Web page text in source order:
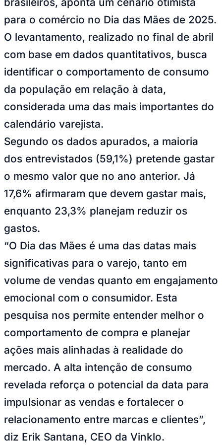
NBA
Fórmula 1
Tênis (ATP)
MLB
NHL
Atletismo
Vôlei
Competições de Futebol
Brasileirão Série A
Brasileirão Série B
Paulistão
Copa do Brasil
Libertadores
Sul-Americana
Copa América
Champions League
Premier League
La Liga
Bundesliga
Mundial 2026
Times - Ir direto
para o comércio no Dia das Mães de 2025.
O levantamento, realizado no final de abril
com base em dados quantitativos, busca
identificar o comportamento de consumo
da população em relação à data,
considerada uma das mais importantes do
calendário varejista.
Segundo os dados apurados, a maioria
dos entrevistados (59,1%) pretende gastar
o mesmo valor que no ano anterior. Já
17,6% afirmaram que devem gastar mais,
enquanto 23,3% planejam reduzir os
gastos.
“O Dia das Mães é uma das datas mais
significativas para o varejo, tanto em
volume de vendas quanto em engajamento
emocional com o consumidor. Esta
pesquisa nos permite entender melhor o
comportamento de compra e planejar
ações mais alinhadas à realidade do
mercado. A alta intenção de consumo
revelada reforça o potencial da data para
impulsionar as vendas e fortalecer o
relacionamento entre marcas e clientes”,
diz Erik Santana, CEO da Vinklo.